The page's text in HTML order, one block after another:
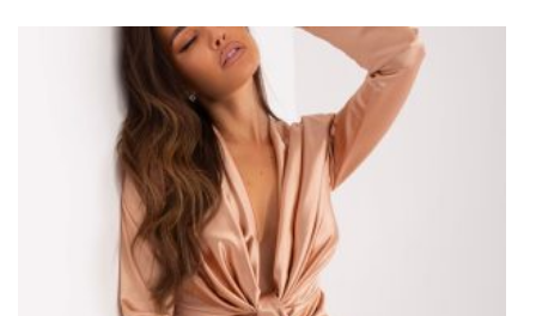
mowa o zimowych sukienkach? W trend metalicznych
odcieni dobrze wpisują się lekko połyskujące tkaniny –
przetykane metaliczną nicią, ozdobione cekinami czy z
efektem winylu. Popularny jest także miękki w dotyku i
elegancko wyglądający zamsz oraz ekoskóra. Można
postawić również na ponadczasowy jeans. Świetnie
prezentują się także modele ubrań łączące ze sobą kilka
rodzajów tkanin. Warto kupić takżezimowe sukienki
wzory – takie modele przyciągną wzrok i będą bardzo
modnym elementem stylizacji. Na jakie wzory warto
stawiać? Wiele osób wybiera wzory zwierzęce wpisujące